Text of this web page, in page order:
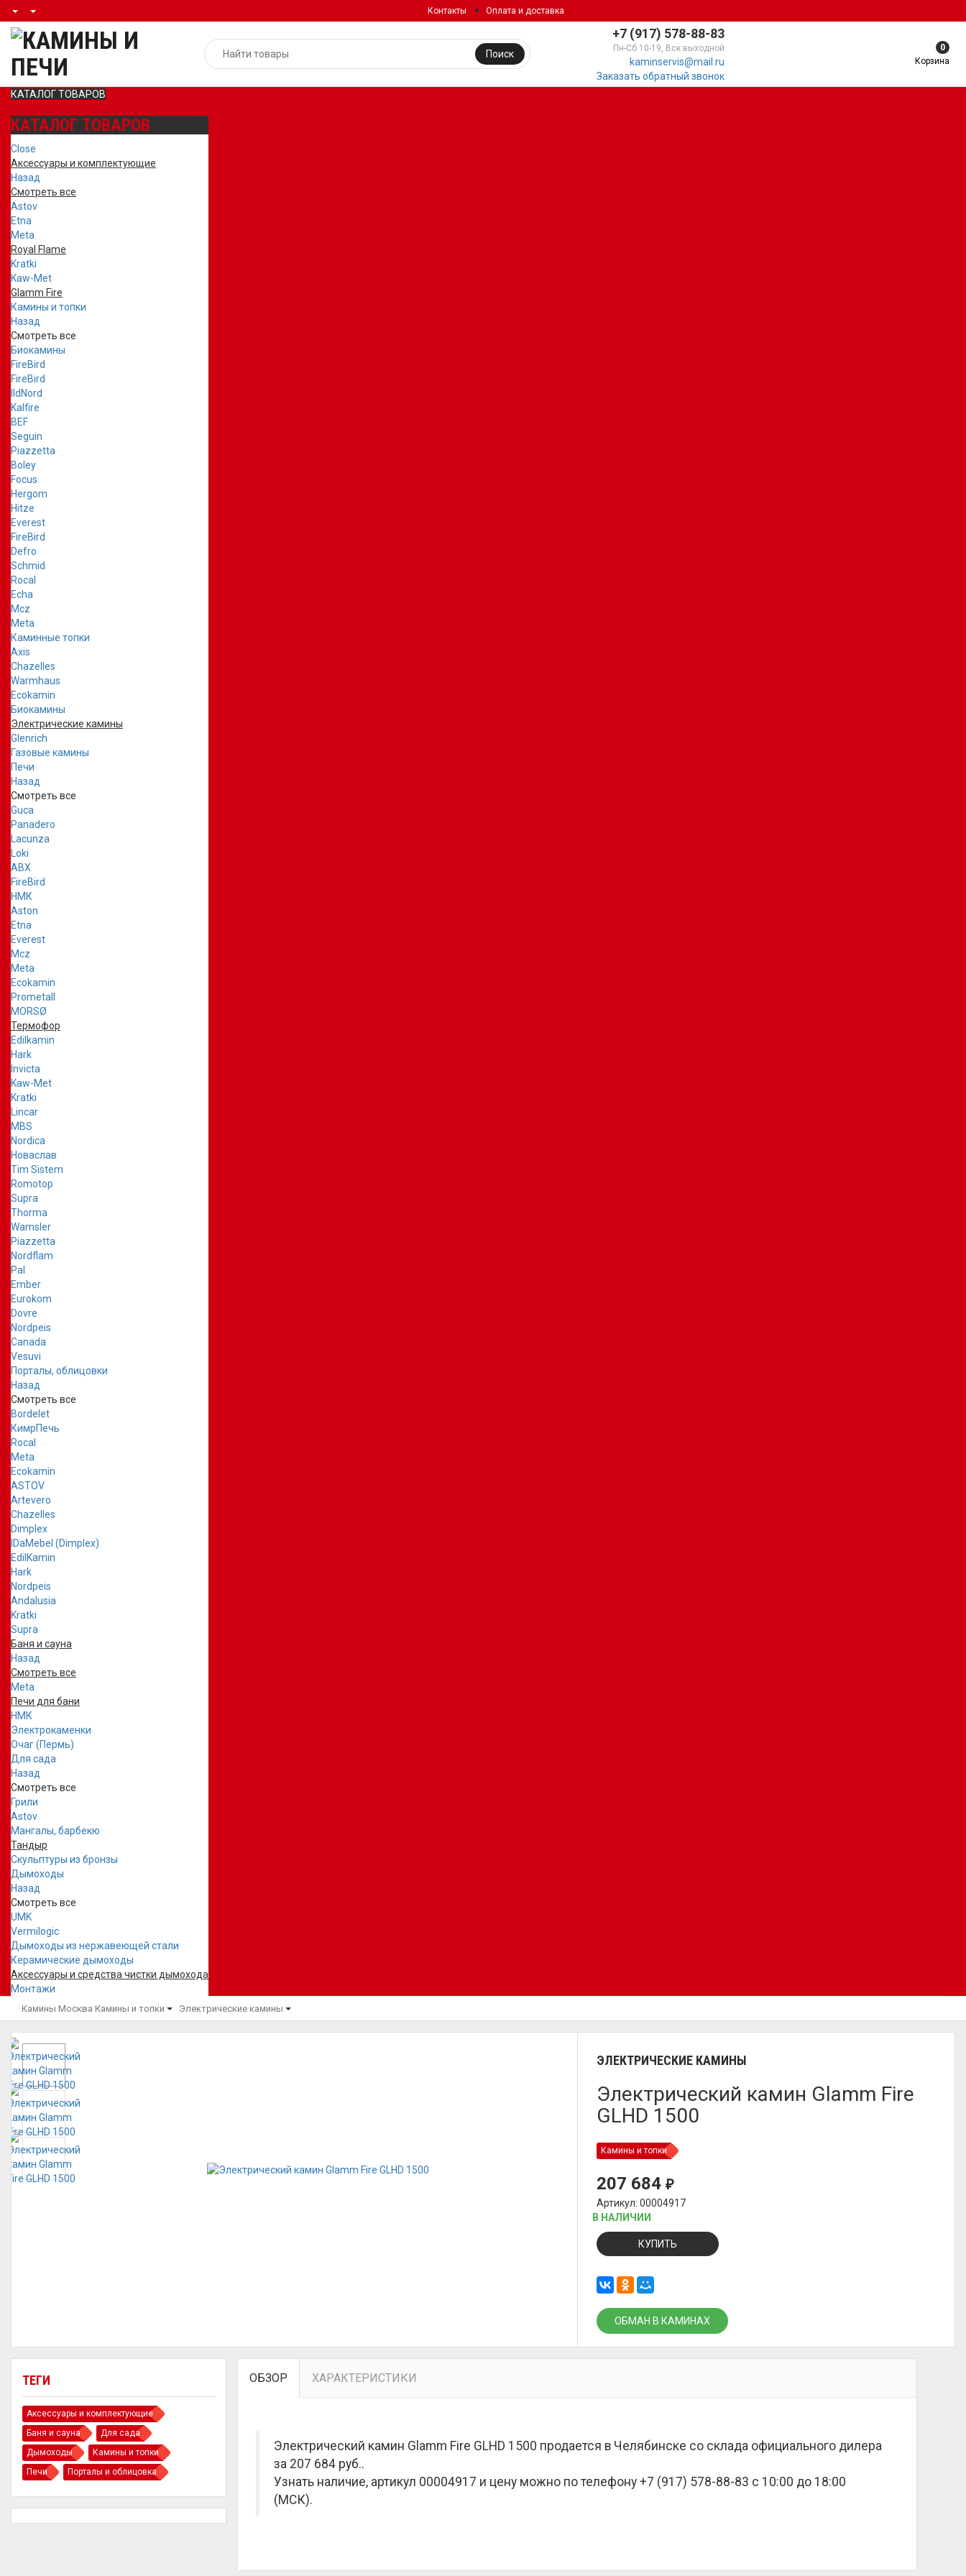
Контакты Оплата и доставка
+7 (917) 578-88-83
Пн-Сб 10-19, Вск выходной
kaminservis@mail.ru
Заказать обратный звонок
Поиск
0
Корзина
КАТАЛОГ ТОВАРОВ
КАТАЛОГ ТОВАРОВ
Close
Аксессуары и комплектующие
Назад
Смотреть все
Astov
Etna
Meta
Royal Flame
Kratki
Kaw-Met
Glamm Fire
Камины и топки
Назад
Смотреть все
Биокамины
FireBird
FireBird
IldNord
Kalfire
BEF
Seguin
Piazzetta
Boley
Focus
Hergom
Hitze
Everest
FireBird
Defro
Schmid
Rocal
Echa
Mcz
Meta
Каминные топки
Axis
Chazelles
Warmhaus
Ecokamin
Биокамины
Электрические камины
Glenrich
Газовые камины
Печи
Назад
Смотреть все
Guca
Panadero
Lacunza
Loki
ABX
FireBird
НМК
Aston
Etna
Everest
Mcz
Meta
Ecokamin
Prometall
MORSØ
Термофор
Edilkamin
Hark
Invicta
Kaw-Met
Kratki
Lincar
MBS
Nordica
Новаслав
Tim Sistem
Romotop
Supra
Thorma
Wamsler
Piazzetta
Nordflam
Pal
Ember
Eurokom
Dovre
Nordpeis
Canada
Vesuvi
Порталы, облицовки
Назад
Смотреть все
Bordelet
КимрПечь
Rocal
Meta
Ecokamin
ASTOV
Artevero
Chazelles
Dimplex
IDaMebel (Dimplex)
EdilKamin
Hark
Nordpeis
Andalusia
Kratki
Supra
Баня и сауна
Назад
Смотреть все
Meta
Печи для бани
НМК
Электрокаменки
Очаг (Пермь)
Для сада
Назад
Смотреть все
Грили
Astov
Мангалы, барбекю
Тандыр
Скульптуры из бронзы
Дымоходы
Назад
Смотреть все
UMK
Vermilogic
Дымоходы из нержавеющей стали
Керамические дымоходы
Аксессуары и средства чистки дымохода
Монтажи
Камины Москва Камины и топки Электрические камины
ЭЛЕКТРИЧЕСКИЕ КАМИНЫ
Электрический камин Glamm Fire
GLHD 1500
Камины и топки
207 684₽
Артикул: 00004917
В НАЛИЧИИ
КУПИТЬ
ОБМАН В КАМИНАХ
ТЕГИ
Аксессуары и комплектующие
Баня и сауна
Для сада
Дымоходы
Камины и топки
Печи
Порталы и облицовка
ОБЗОР ХАРАКТЕРИСТИКИ
Электрический камин Glamm Fire GLHD 1500 продается в Челябинске со склада официального дилера
за 207 684 руб..
Узнать наличие, артикул 00004917 и цену можно по телефону +7 (917) 578-88-83 с 10:00 до 18:00
(МСК).